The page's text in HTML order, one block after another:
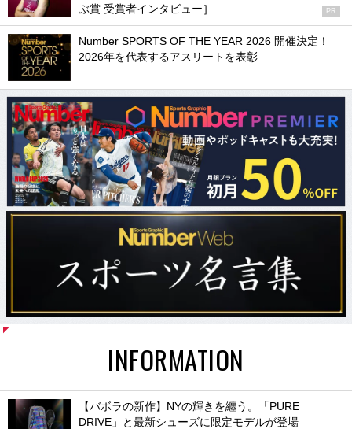
ぶ賞 受賞者インタビュー］
PR
Number SPORTS OF THE YEAR 2026 開催決定！
2026年を代表するアスリートを表彰
INFORMATION
【バボラの新作】NYの輝きを纏う。「PURE
DRIVE」と最新シューズに限定モデルが登場